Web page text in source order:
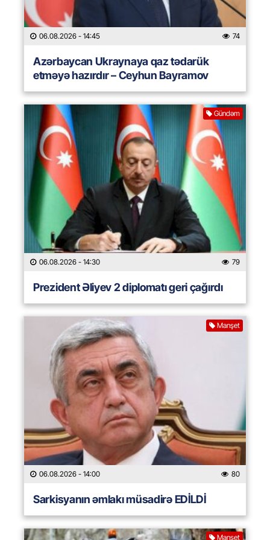
06.08.2026 - 14:45 74
Azərbaycan Ukraynaya qaz tədarük
etməyə hazırdır – Ceyhun Bayramov
Gündəm
06.08.2026 - 14:30 79
Prezident Əliyev 2 diplomatı geri çağırdı
Manşet
06.08.2026 - 14:00 80
Sarkisyanın əmlakı müsadirə EDİLDİ
Manşet